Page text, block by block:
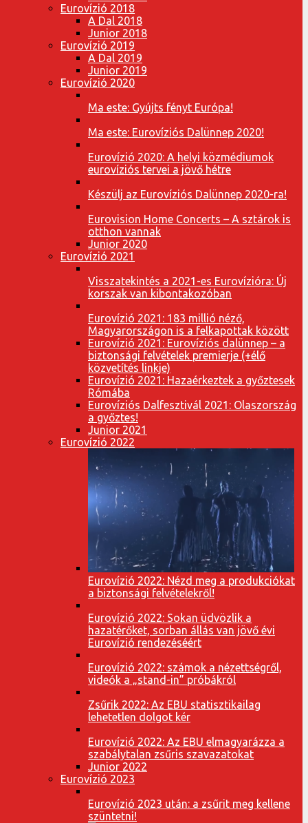
Eurovízió 2018
A Dal 2018
Junior 2018
Eurovízió 2019
A Dal 2019
Junior 2019
Eurovízió 2020
Ma este: Gyújts fényt Európa!
Ma este: Eurovíziós Dalünnep 2020!
Eurovízió 2020: A helyi közmédiumok
eurovíziós tervei a jövő hétre
Készülj az Eurovíziós Dalünnep 2020-ra!
Eurovision Home Concerts – A sztárok is
otthon vannak
Junior 2020
Eurovízió 2021
Visszatekintés a 2021-es Eurovízióra: Új
korszak van kibontakozóban
Eurovízió 2021: 183 millió néző,
Magyarországon is a felkapottak között
Eurovízió 2021: Eurovíziós dalünnep – a
biztonsági felvételek premierje (+élő
közvetítés linkje)
Eurovízió 2021: Hazaérkeztek a győztesek
Rómába
Eurovíziós Dalfesztivál 2021: Olaszország
a győztes!
Junior 2021
Eurovízió 2022
Eurovízió 2022: Nézd meg a produkciókat
a biztonsági felvételekről!
Eurovízió 2022: Sokan üdvözlik a
hazatérőket, sorban állás van jövő évi
Eurovízió rendezéséért
Eurovízió 2022: számok a nézettségről,
videók a „stand-in” próbákról
Zsűrik 2022: Az EBU statisztikailag
lehetetlen dolgot kér
Eurovízió 2022: Az EBU elmagyarázza a
szabálytalan zsűris szavazatokat
Junior 2022
Eurovízió 2023
Eurovízió 2023 után: a zsűrit meg kellene
szüntetni!